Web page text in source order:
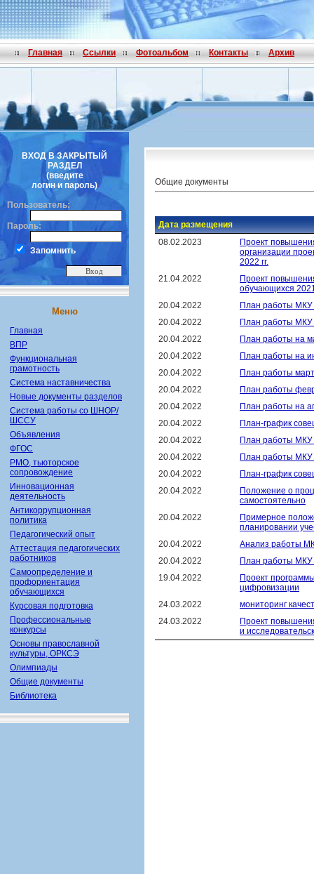
Главная Ссылки Фотоальбом Контакты Архив
ВХОД В ЗАКРЫТЫЙ
РАЗДЕЛ
(введите
логин и пароль)
Пользователь:
Пароль:
Запомнить
Меню
Главная
ВПР
Функциональная
грамотность
Система наставничества
Новые документы разделов
Система работы со ШНОР/
ШССУ
Объявления
ФГОС
РМО, тьюторское
сопровождение
Инновационная
деятельность
Антикоррупционная
политика
Педагогический опыт
Аттестация педагогических
работников
Самоопределение и
профориентация
обучающихся
Курсовая подготовка
Профессиональные
конкурсы
Основы православной
культуры, ОРКСЭ
Олимпиады
Общие документы
Библиотека
Общие документы
Дата размещения
08.02.2023
Проект
организации
2022 гг.
21.04.2022
Проект
обучающихся
20.04.2022
План работы
20.04.2022
План работы
20.04.2022
План работы на
20.04.2022
План работы на
20.04.2022
План работы
20.04.2022
План работы
20.04.2022
План работы на
20.04.2022
План-график
20.04.2022
План работы
20.04.2022
План работы
20.04.2022
План-график
20.04.2022
Положение о
самостоятельно
20.04.2022
Примерное
планировании
20.04.2022
Анализ работы
20.04.2022
План работы
19.04.2022
Проект
цифровизации
24.03.2022
мониторинг
24.03.2022
Проект
и